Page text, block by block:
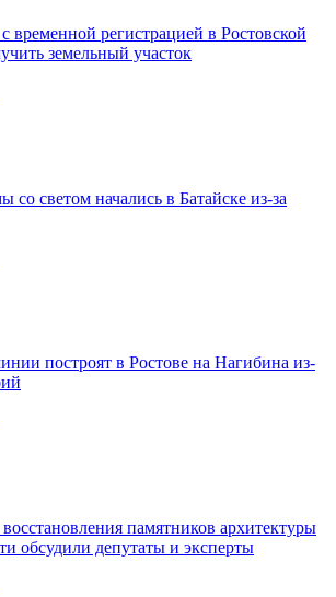
регистрацией в Ростовской
земельный участок
со светом начались в Батайске из-за
построят в Ростове на Нагибина из-
памятников архитектуры
обсудили депутаты и эксперты